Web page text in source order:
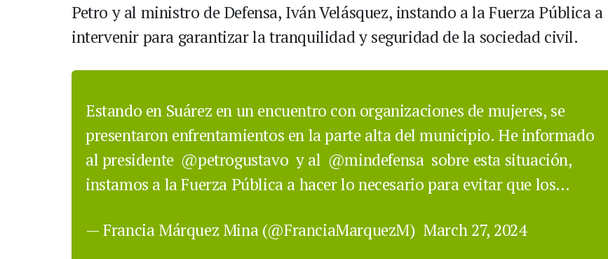
Petro y al ministro de Defensa, Iván Velásquez, instando a la Fuerza Pública a
intervenir para garantizar la tranquilidad y seguridad de la sociedad civil.
Estando en Suárez en un encuentro con organizaciones de mujeres, se
presentaron enfrentamientos en la parte alta del municipio. He informado
al presidente @petrogustavo y al @mindefensa sobre esta situación,
instamos a la Fuerza Pública a hacer lo necesario para evitar que los…
— Francia Márquez Mina (@FranciaMarquezM) March 27, 2024